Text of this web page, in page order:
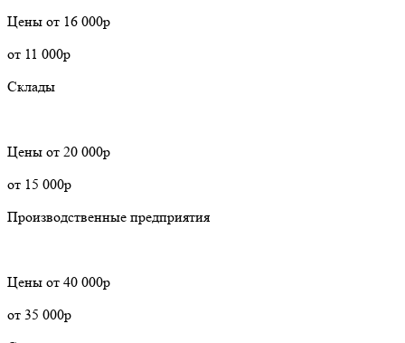
Цены от 16 000р
от 11 000р
Склады
Цены от 20 000р
от 15 000р
Производственные предприятия
Цены от 40 000р
от 35 000р